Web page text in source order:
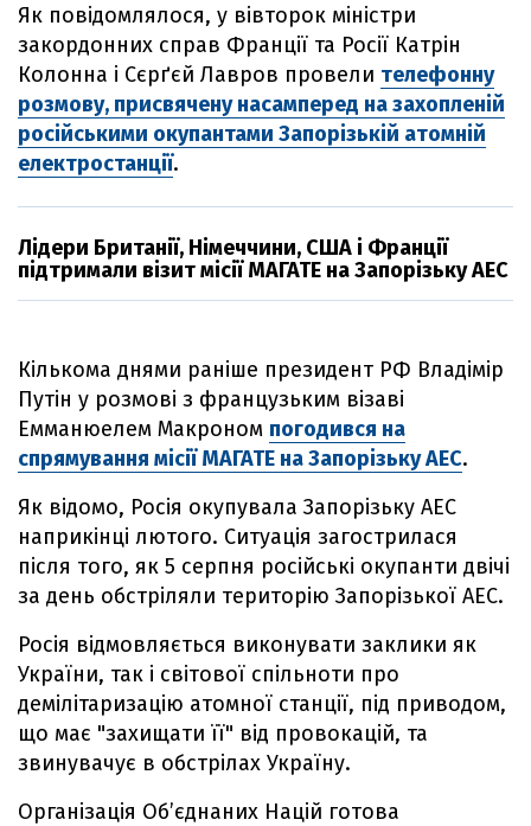
Як повідомлялося, у вівторок міністри
закордонних справ Франції та Росії Катрін
Колонна і Сєрґєй Лавров провели телефонну
розмову, присвячену насамперед на захопленій
російськими окупантами Запорізькій атомній
електростанції.
Лідери Британії, Німеччини, США і Франції
підтримали візит місії МАГАТЕ на Запорізьку АЕС
Кількома днями раніше президент РФ Владімір
Путін у розмові з французьким візаві
Емманюелем Макроном погодився на
спрямування місії МАГАТЕ на Запорізьку АЕС.
Як відомо, Росія окупувала Запорізьку АЕС
наприкінці лютого. Ситуація загострилася
після того, як 5 серпня російські окупанти двічі
за день обстріляли територію Запорізької АЕС.
Росія відмовляється виконувати заклики як
України, так і світової спільноти про
демілітаризацію атомної станції, під приводом,
що має "захищати її" від провокацій, та
звинувачує в обстрілах Україну.
Організація Об’єднаних Націй готова